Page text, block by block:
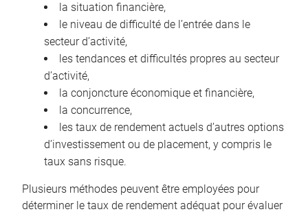
la situation financière,
le niveau de difficulté de l’entrée dans le
secteur d’activité,
les tendances et difficultés propres au secteur
d’activité,
la conjoncture économique et financière,
la concurrence,
les taux de rendement actuels d’autres options
d’investissement ou de placement, y compris le
taux sans risque.
Plusieurs méthodes peuvent être employées pour
déterminer le taux de rendement adéquat pour évaluer